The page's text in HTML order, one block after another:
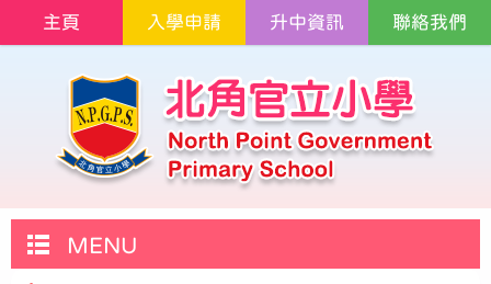
主頁 入學申請 升中資訊 聯絡我們
MENU